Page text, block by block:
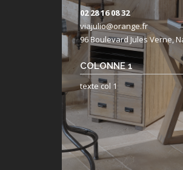
02 28 16 08 32
viajulio@orange.fr
96 Boulevard Jules Verne,
COLONNE 1
texte col 1